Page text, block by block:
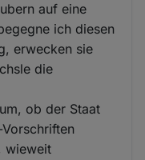
auf eine
ich diesen
erwecken sie
die
ob der Staat
wieweit